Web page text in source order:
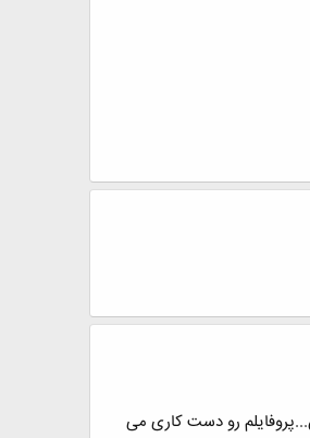
حذف میکنن...پروفایلم رو دست کاری می